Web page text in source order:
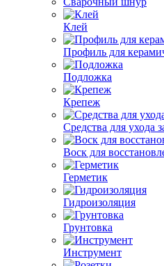
Клей
Профиль для
Подложка
Крепеж
Средства для ухода
Воск для
Герметик
Гидроизоляция
Грунтовка
Инструмент